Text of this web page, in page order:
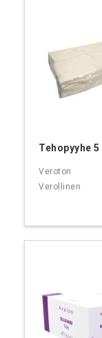
Tehopyyhe